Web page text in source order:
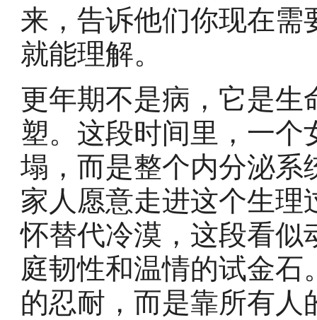
来，告诉他们你现在
就能理解。
更年期不是病，它是
塑。这段时间里，一
塌，而是整个内分泌
家人愿意走进这个生
怀替代冷漠，这段看
庭韧性和温情的试金
的忍耐，而是靠所有人